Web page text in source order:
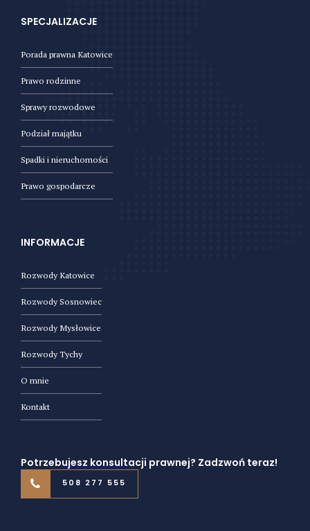
SPECJALIZACJE
Porada prawna Katowice
Prawo rodzinne
Sprawy rozwodowe
Podział majątku
Spadki i nieruchomości
Prawo gospodarcze
INFORMACJE
Rozwody Katowice
Rozwody Sosnowiec
Rozwody Mysłowice
Rozwody Tychy
O mnie
Kontakt
Potrzebujesz konsultacji prawnej? Zadzwoń teraz!
508 277 555